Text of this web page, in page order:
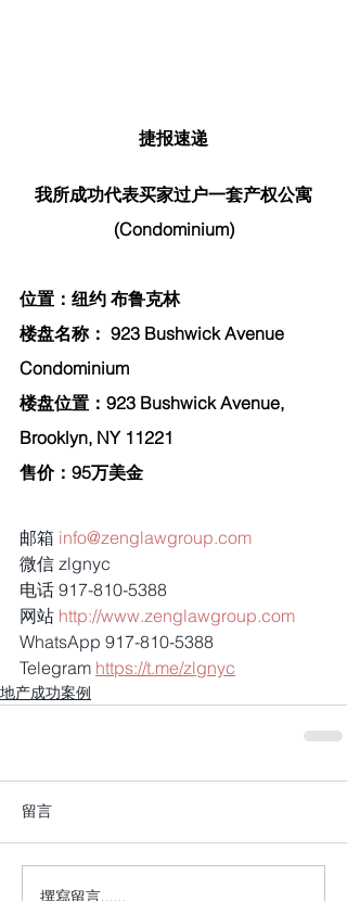
捷报速递
我所成功代表买家过户一套产权公寓
(Condominium)
位置：纽约 布鲁克林
楼盘名称： 923 Bushwick Avenue
Condominium
楼盘位置：923 Bushwick Avenue,
Brooklyn, NY 11221
售价：95万美金
邮箱 info@zenglawgroup.com
微信 zlgnyc
电话 917-810-5388
网站 http://www.zenglawgroup.com
WhatsApp 917-810-5388
Telegram https://t.me/zlgnyc
地产成功案例
留言
撰寫留言......